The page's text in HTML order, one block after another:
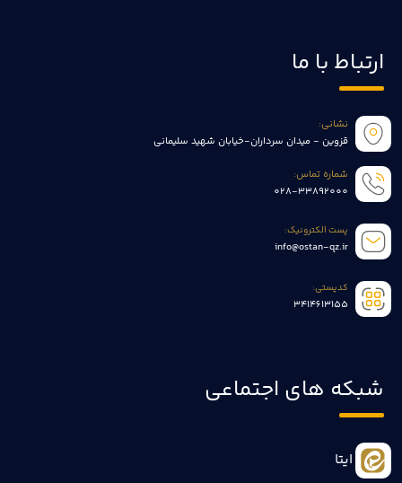
ارتباط با ما
نشانی:
قزوین - میدان سرداران-خیابان شهید سلیمانی
شماره تماس:
028-33892000
پست الکترونیک:
info@ostan-qz.ir
کدپستی:
3414613155
شبکه های اجتماعی
ایتا